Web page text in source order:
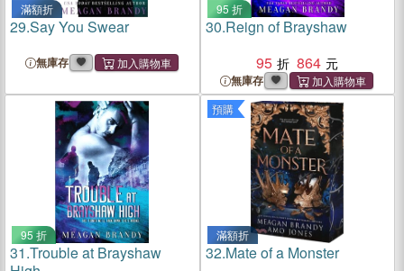
滿額折
29.Say You Swear
無庫存
95 折
30.Reign of Brayshaw
95
864
無庫存
95 折
31.Trouble at Brayshaw
預購
滿額折
32.Mate of a Monster